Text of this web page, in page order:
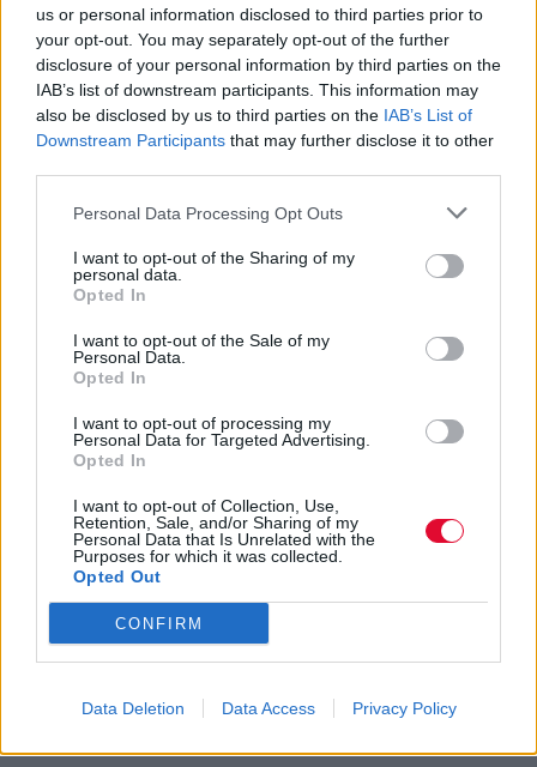
us or personal information disclosed to third parties prior to
your opt-out. You may separately opt-out of the further
disclosure of your personal information by third parties on the
IAB’s list of downstream participants. This information may
also be disclosed by us to third parties on the IAB’s List of
Downstream Participants that may further disclose it to other
Personal Data Processing Opt Outs
I want to opt-out of the Sharing of my
personal data.
Opted In
I want to opt-out of the Sale of my
Personal Data.
Opted In
I want to opt-out of processing my
Personal Data for Targeted Advertising.
Opted In
I want to opt-out of Collection, Use,
Retention, Sale, and/or Sharing of my
Personal Data that Is Unrelated with the
Purposes for which it was collected.
Opted Out
CONFIRM
Data Deletion Data Access Privacy Policy